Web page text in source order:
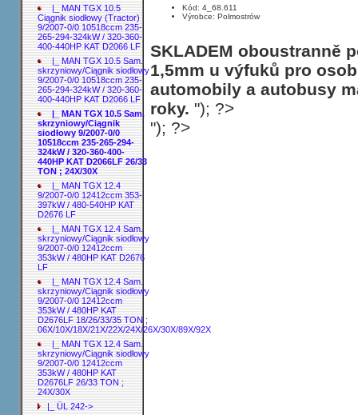
|_ MAN TGX 10.5
Ciągnik siodłowy (Tractor)
9/2007-0/0 10518ccm 235-
265-294-324kW / 320-360-
400-440HP KAT D2066 LF
|_ MAN TGX 10.5 Sam.
skrzyniowy/Ciągnik siodłowy
9/2007-0/0 10518ccm 235-
265-294-324kW / 320-360-
400-440HP KAT D2066 LF
|_ MAN TGX 10.5 Sam.
skrzyniowy/Ciągnik
siodłowy 9/2007-0/0
10518ccm 235-265-294-
324kW / 320-360-400-
440HP KAT D2066LF 26/33
TON ; 24X/30X
|_ MAN TGX 12.4
9/2007-0/0 12412ccm 353-
397kW / 480-540HP KAT
D2676 LF
|_ MAN TGX 12.4 Sam.
skrzyniowy/Ciągnik siodłowy
9/2007-0/0 12412ccm
353kW / 480HP KAT D2676
LF
|_ MAN TGX 12.4 Sam.
skrzyniowy/Ciągnik siodłowy
9/2007-0/0 12412ccm
353kW / 480HP KAT
D2676LF 18/26/33/35 TON ;
06X/10X/18X/21X/22X/24X/26X/30X/89X/92X
|_ MAN TGX 12.4 Sam.
skrzyniowy/Ciągnik siodłowy
9/2007-0/0 12412ccm
353kW / 480HP KAT
D2676LF 26/33 TON ;
24X/30X
|_ ÜL 242->
Kód: 4_68.611
Výrobce: Polmostrów
SKLADEM oboustranně
1,5mm u výfuků pro
automobily a autobusy
roky. "); ?>
"); ?>